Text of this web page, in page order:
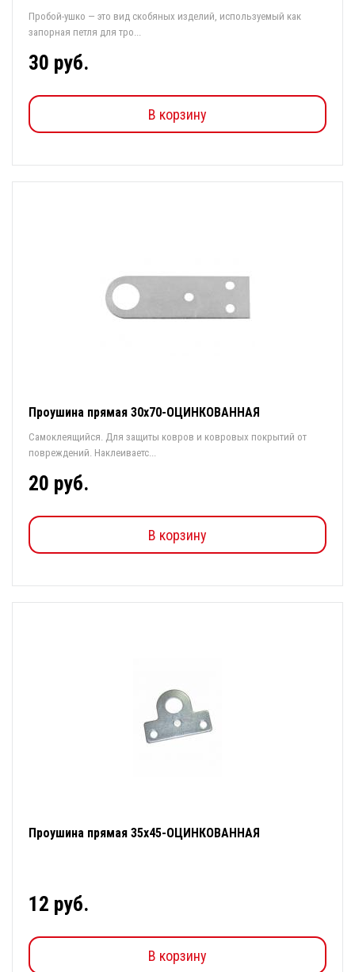
Пробой-ушко — это вид скобяных изделий, используемый как
запорная петля для тро...
30 руб.
В корзину
Проушина прямая 30х70-ОЦИНКОВАННАЯ
Самоклеящийся. Для защиты ковров и ковровых покрытий от
повреждений. Наклеиваетс...
20 руб.
В корзину
Проушина прямая 35х45-ОЦИНКОВАННАЯ
12 руб.
В корзину